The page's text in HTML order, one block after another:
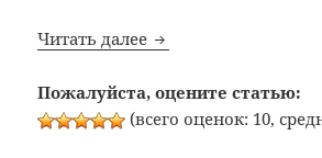
Читать далее Bon Appetit: №253:
Пожалуйста, оцените статью:
(всего оценок: 10,